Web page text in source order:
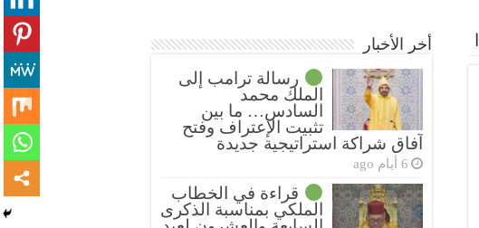
أخر الأخبار
رسالة ترامب إلى
الملك محمد
السادس… ما بين
تثبيت الإعتراف وفتح
آفاق شراكة استراتيجية جديدة
6 أيام ago
قراءة في الخطاب
الملكي بمناسبة الذكرى